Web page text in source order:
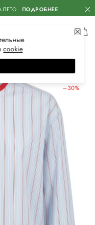
ЛЕТО ПОДРОБНЕЕ
–30%
сооkiе